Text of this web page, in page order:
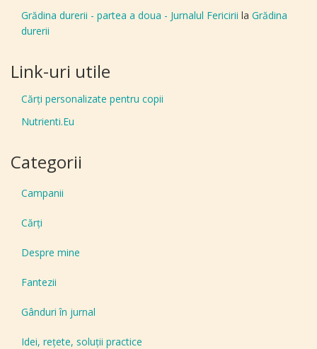
Grădina durerii - partea a doua - Jurnalul Fericirii la Grădina
durerii
Link-uri utile
Cărți personalizate pentru copii
Nutrienti.Eu
Categorii
Campanii
Cărți
Despre mine
Fantezii
Gânduri în jurnal
Idei, reţete, soluţii practice